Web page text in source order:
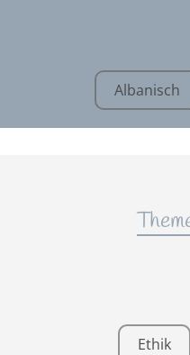
Albanisch
Ethik